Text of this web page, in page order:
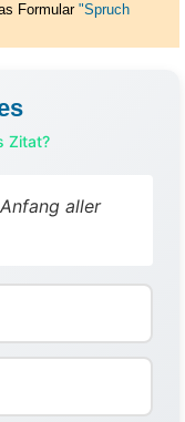
Formular "Spruch
Zitat?
aller